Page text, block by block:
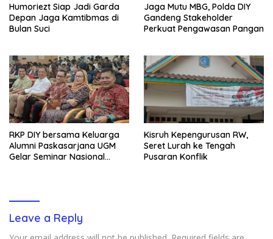
Humoriezt Siap Jadi Garda
Depan Jaga Kamtibmas di
Bulan Suci
Jaga Mutu MBG, Polda DIY
Gandeng Stakeholder
Perkuat Pengawasan Pangan
RKP DIY bersama Keluarga
Alumni Paskasarjana UGM
Gelar Seminar Nasional
Kisruh Kepengurusan RW,
Seret Lurah ke Tengah
Pusaran Konflik
Leave a Reply